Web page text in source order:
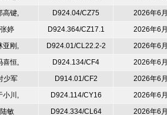
高键, D924.04/CZ75
2026年6月
张婷 D924.364/CZ17.1
2026年6月
亚刚, D924.01/CL22.2-2
2026年6月
喜恒, D924.134/CF4
2026年6月
少军 D914.01/CF2
2026年6月
小川, D924.114/CY16
2026年6月
陆敏 D924.334/CL64 2026年6月